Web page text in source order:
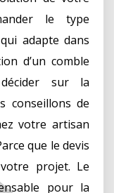
le type
adapte dans
d’un comble
sur la
conseillons de
votre artisan
que le devis
projet. Le
pour la